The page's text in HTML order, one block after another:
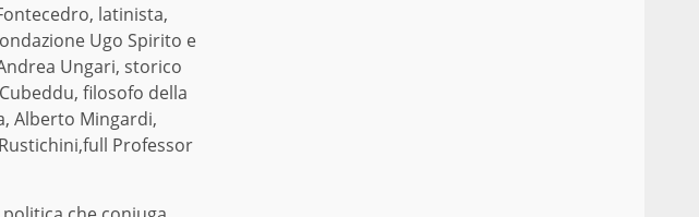
latinista,
Ugo Spirito e
Ungari, storico
filosofo della
Alberto Mingardi,
Professor